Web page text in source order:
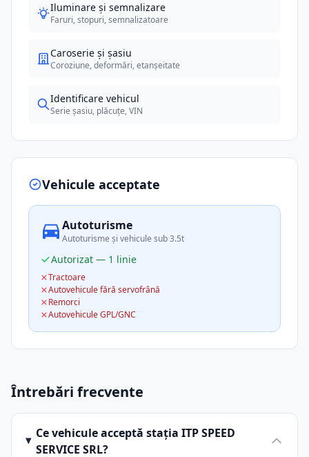
Iluminare și semnalizare
Faruri, stopuri, semnalizatoare
Caroserie și șasiu
Coroziune, deformări, etanșeitate
Identificare vehicul
Serie șasiu, plăcuțe, VIN
Vehicule acceptate
Autoturisme
Autoturisme și vehicule sub 3.5t
Autorizat — 1 linie
Tractoare
Autovehicule fără servofrână
Remorci
Autovehicule GPL/GNC
Întrebări frecvente
Ce vehicule acceptă stația ITP SPEED
SERVICE SRL?